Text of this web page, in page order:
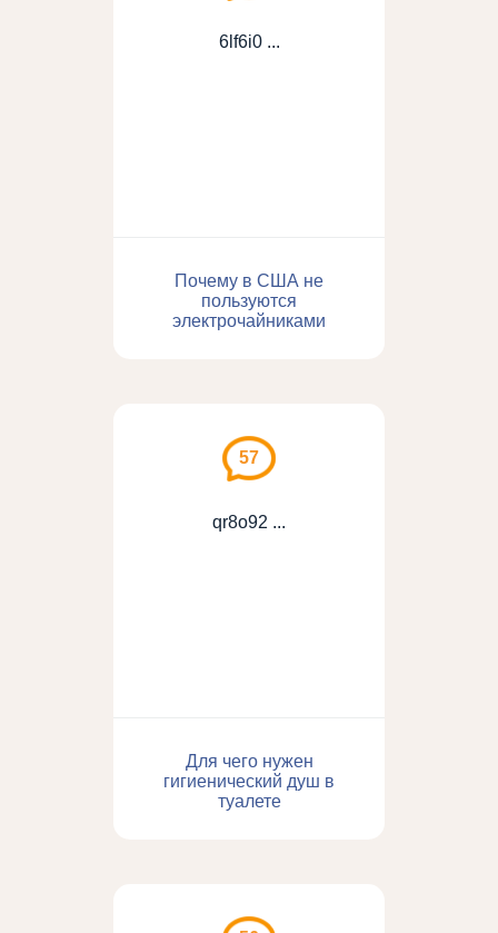
6lf6i0 ...
Почему в США не
пользуются
электрочайниками
57
qr8o92 ...
Для чего нужен
гигиенический душ в
туалете